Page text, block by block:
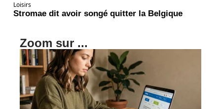
Loisirs
Stromae dit avoir songé quitter la Belgique
Zoom sur ...